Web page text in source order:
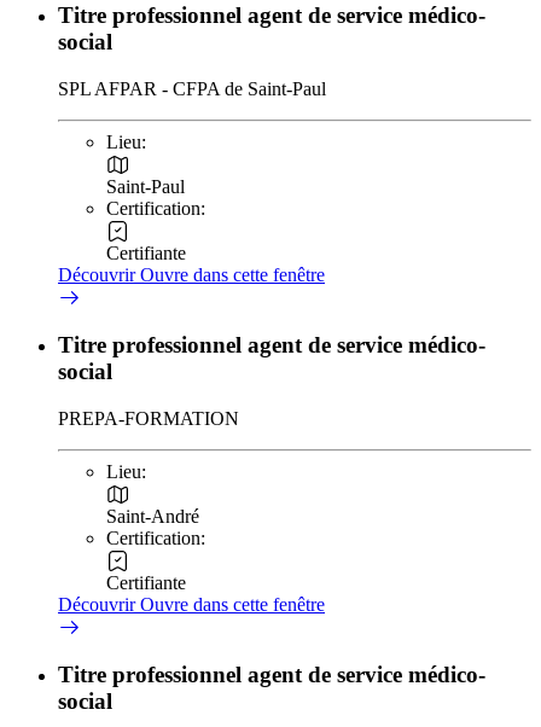
Titre professionnel agent de service médico-
social
SPL AFPAR - CFPA de Saint-Paul
Lieu:
Saint-Paul
Certification:
Certifiante
DécouvrirOuvre dans cette fenêtre
Titre professionnel agent de service médico-
social
PREPA-FORMATION
Lieu:
Saint-André
Certification:
Certifiante
DécouvrirOuvre dans cette fenêtre
Titre professionnel agent de service médico-
social